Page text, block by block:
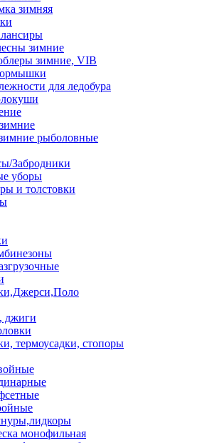
зимняя
зимние
зимние, VIB
для ледобура
рыболовные
Забродники
уборы
и толстовки
джиги
термоусадки, стопоры
монофильная